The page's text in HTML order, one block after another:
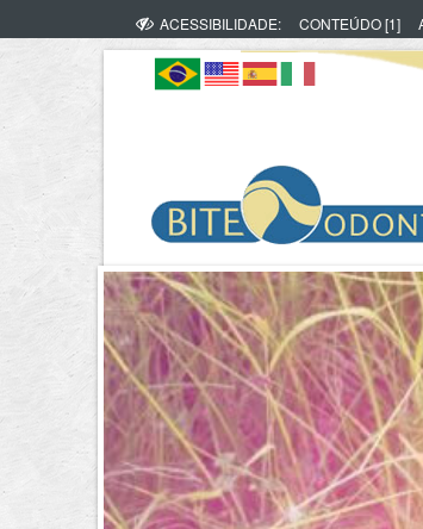
ACESSIBILIDADE: CONTEÚDO [1]